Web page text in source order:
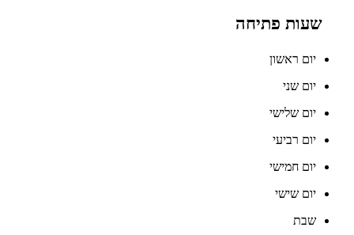
שעות פתיחה
יום ראשון
יום שני
יום שלישי
יום רביעי
יום חמישי
יום שישי
שבת